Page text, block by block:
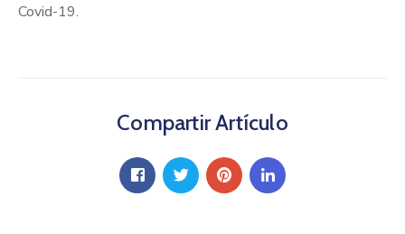
Covid-19.
Compartir Artículo